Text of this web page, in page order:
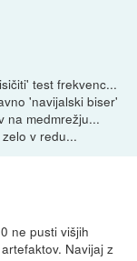
test frekvenc...
'navijalski biser'
na medmrežju...
v redu...
ne pusti višjih
Navijaj z